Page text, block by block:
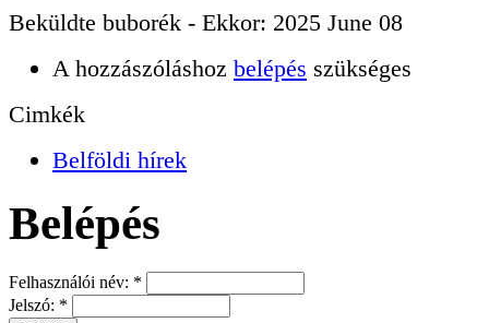
Beküldte buborék - Ekkor: 2025 June 08
A hozzászóláshoz belépés szükséges
Cimkék
Belföldi hírek
Belépés
Felhasználói név: *
Jelszó: *